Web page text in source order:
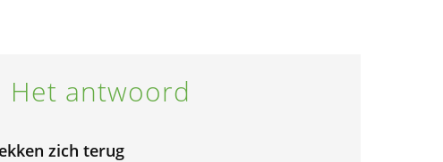
Het antwoord
zich terug